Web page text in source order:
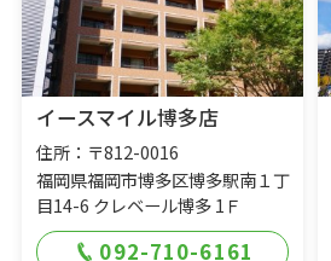
イースマイル博多店
住所：〒812-0016
福岡県福岡市博多区博多駅南１丁
目14-6 クレベール博多 1Ｆ
092-710-6161